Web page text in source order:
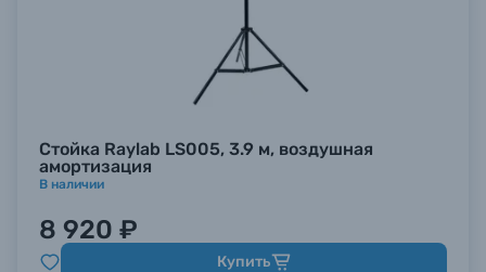
Стойка Raylab LS005, 3.9 м, воздушная
амортизация
В наличии
8 920 ₽
Купить